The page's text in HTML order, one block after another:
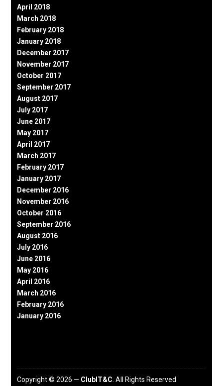
April 2018
March 2018
February 2018
January 2018
December 2017
November 2017
October 2017
September 2017
August 2017
July 2017
June 2017
May 2017
April 2017
March 2017
February 2017
January 2017
December 2016
November 2016
October 2016
September 2016
August 2016
July 2016
June 2016
May 2016
April 2016
March 2016
February 2016
January 2016
Copyright © 2026 — ClubIT&C . All Rights Reserved